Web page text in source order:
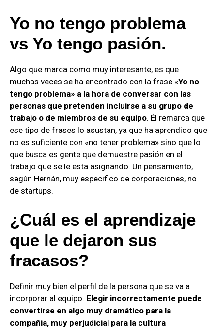
Yo no tengo problema
vs Yo tengo pasión.
Algo que marca como muy interesante, es que
muchas veces se ha encontrado con la frase «Yo no
tengo problema» a la hora de conversar con las
personas que pretenden incluirse a su grupo de
trabajo o de miembros de su equipo. Él remarca que
ese tipo de frases lo asustan, ya que ha aprendido que
no es suficiente con «no tener problema» sino que lo
que busca es gente que demuestre pasión en el
trabajo que se le esta asignando. Un pensamiento,
según Hernán, muy especifico de corporaciones, no
de startups.
¿Cuál es el aprendizaje
que le dejaron sus
fracasos?
Definir muy bien el perfil de la persona que se va a
incorporar al equipo. Elegir incorrectamente puede
convertirse en algo muy dramático para la
compañia, muy perjudicial para la cultura